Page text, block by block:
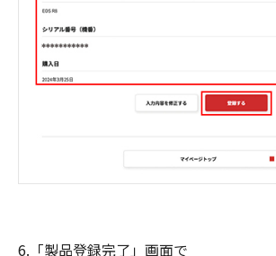
6.「製品登録完了」画面で